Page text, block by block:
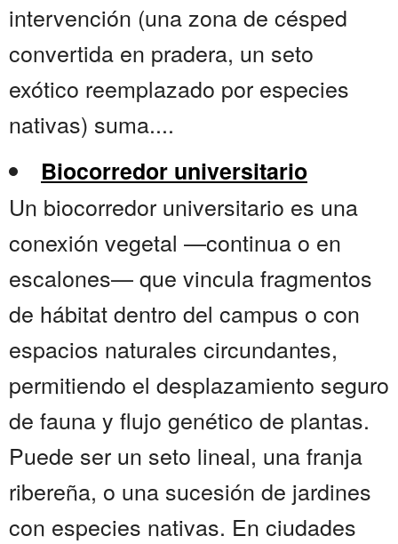
intervención (una zona de césped
convertida en pradera, un seto
exótico reemplazado por especies
nativas) suma....
Biocorredor universitario
Un biocorredor universitario es una
conexión vegetal —continua o en
escalones— que vincula fragmentos
de hábitat dentro del campus o con
espacios naturales circundantes,
permitiendo el desplazamiento seguro
de fauna y flujo genético de plantas.
Puede ser un seto lineal, una franja
ribereña, o una sucesión de jardines
con especies nativas. En ciudades